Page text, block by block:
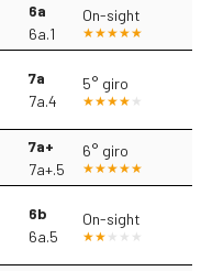
6a
6a.1
On-sight
7a
7a.4
5° giro
7a+
7a+.5
6° giro
6b
6a.5
On-sight